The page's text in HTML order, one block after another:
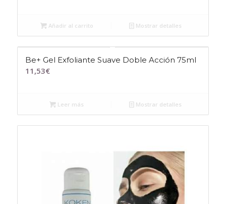
Añadir al carrito Mostrar detalles
Be+ Gel Exfoliante Suave Doble Acción 75ml
11,53€
Leer más Mostrar detalles